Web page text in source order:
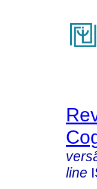
line